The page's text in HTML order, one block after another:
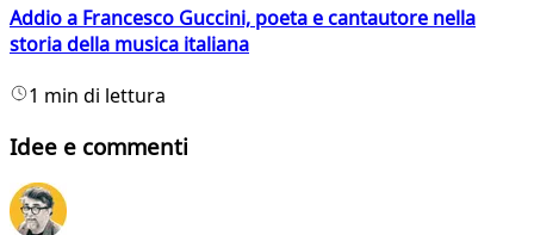
Addio a Francesco Guccini, poeta e cantautore nella
storia della musica italiana
1 min di lettura
Idee e commenti